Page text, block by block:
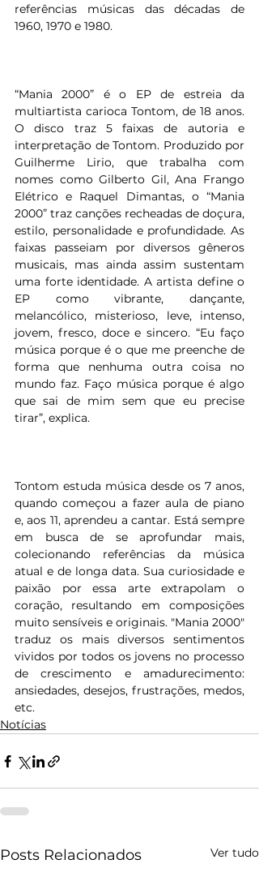
referências músicas das décadas de
1960, 1970 e 1980.
“Mania 2000” é o EP de estreia da
multiartista carioca Tontom, de 18 anos.
O disco traz 5 faixas de autoria e
interpretação de Tontom. Produzido por
Guilherme Lirio, que trabalha com
nomes como Gilberto Gil, Ana Frango
Elétrico e Raquel Dimantas, o “Mania
2000” traz canções recheadas de doçura,
estilo, personalidade e profundidade. As
faixas passeiam por diversos gêneros
musicais, mas ainda assim sustentam
uma forte identidade. A artista define o
EP como vibrante, dançante,
melancólico, misterioso, leve, intenso,
jovem, fresco, doce e sincero. “Eu faço
música porque é o que me preenche de
forma que nenhuma outra coisa no
mundo faz. Faço música porque é algo
que sai de mim sem que eu precise
tirar”, explica.
Tontom estuda música desde os 7 anos,
quando começou a fazer aula de piano
e, aos 11, aprendeu a cantar. Está sempre
em busca de se aprofundar mais,
colecionando referências da música
atual e de longa data. Sua curiosidade e
paixão por essa arte extrapolam o
coração, resultando em composições
muito sensíveis e originais. "Mania 2000"
traduz os mais diversos sentimentos
vividos por todos os jovens no processo
de crescimento e amadurecimento:
ansiedades, desejos, frustrações, medos,
etc.
Notícias
Posts Relacionados Ver tudo